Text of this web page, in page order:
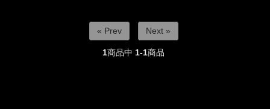
« Prev Next »
1商品中 1-1商品